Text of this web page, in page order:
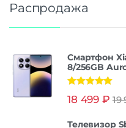
Распродажа
Смартфон
8/256GB
из 5
18 499 ₽ 19
Телевизор